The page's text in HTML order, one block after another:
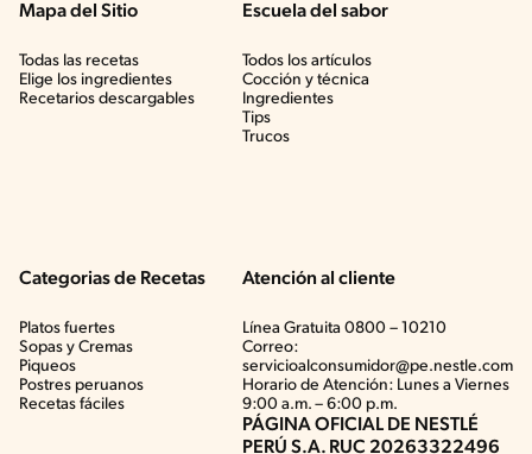
Mapa del Sitio
Todas las recetas
Elige los ingredientes
Recetarios descargables
Escuela del sabor
Todos los artículos
Cocción y técnica
Ingredientes
Tips
Trucos
Categorias de Recetas
Platos fuertes
Sopas y Cremas
Piqueos
Postres peruanos
Recetas fáciles
Atención al cliente
Línea Gratuita 0800 – 10210
Correo:
servicioalconsumidor@pe.nestle.com
Horario de Atención: Lunes a Viernes
9:00 a.m. – 6:00 p.m.
PÁGINA OFICIAL DE NESTLÉ
PERÚ S.A. RUC 20263322496